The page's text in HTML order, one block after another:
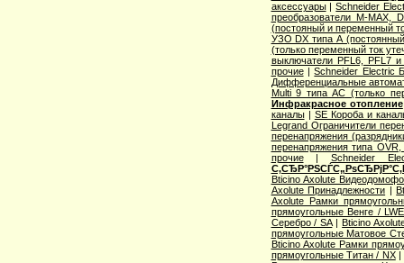
аксессуары|Schneider
преобразователи M-MAX,
(постояный и переменный
УЗО DX типа А
(только переменный ток
выключатели PFL6, PFL7 и
прочие|Schneider Electric
Дифференциальные
Multi 9 типа АС (только
Инфракрасное отопление
каналы| SE Короба и
Legrand Ограничители
перенапряжения
перенапряжения типа
прочие|Schneider
Bticino Axolute
Axolute Принадлежности |
Axolute Рамки
прямоугольные Венге / LWE
Серебро / SA|Bticino
прямоугольные Матовое
Bticino Axolute Рамки
прямоугольные Титан / NX|